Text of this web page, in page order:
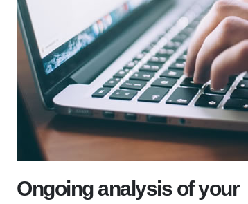
Ongoing analysis of your